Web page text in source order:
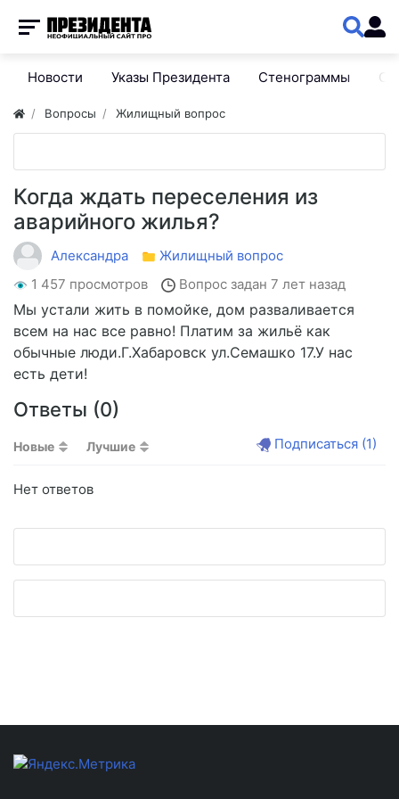
Новости Указы Президента Стенограммы
Вопросы Жилищный вопрос
Когда ждать переселения из
аварийного жилья?
Александра
Жилищный вопрос
1 457 просмотров
Вопрос задан 7 лет назад
Мы устали жить в помойке, дом разваливается
всем на нас все равно! Платим за жильё как
обычные люди.Г.Хабаровск ул.Семашко 17.У нас
есть дети!
Ответы (0)
Новые Лучшие Подписаться (1)
Нет ответов